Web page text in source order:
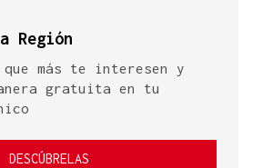
Región
más te interesen y
gratuita en tu
DESCÚBRELAS